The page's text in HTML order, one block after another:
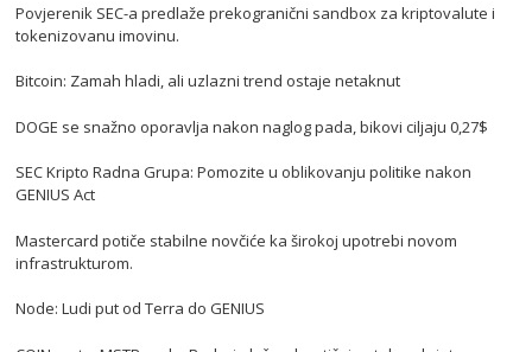
Povjerenik SEC-a predlaže prekogranični sandbox za kriptovalute i
tokenizovanu imovinu.
Bitcoin: Zamah hladi, ali uzlazni trend ostaje netaknut
DOGE se snažno oporavlja nakon naglog pada, bikovi ciljaju 0,27$
SEC Kripto Radna Grupa: Pomozite u oblikovanju politike nakon
GENIUS Act
Mastercard potiče stabilne novčiće ka širokoj upotrebi novom
infrastrukturom.
Node: Ludi put od Terra do GENIUS